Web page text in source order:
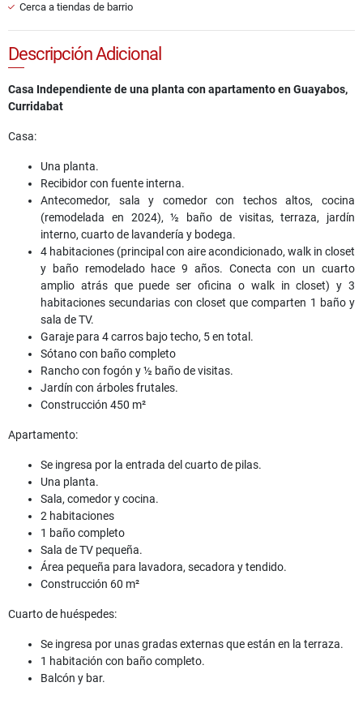
Cerca a tiendas de barrio
Descripción Adicional
Casa Independiente de una planta con apartamento en Guayabos,
Curridabat
Casa:
Una planta.
Recibidor con fuente interna.
Antecomedor, sala y comedor con techos altos, cocina
(remodelada en 2024), ½ baño de visitas, terraza, jardín
interno, cuarto de lavandería y bodega.
4 habitaciones (principal con aire acondicionado, walk in closet
y baño remodelado hace 9 años. Conecta con un cuarto
amplio atrás que puede ser oficina o walk in closet) y 3
habitaciones secundarias con closet que comparten 1 baño y
sala de TV.
Garaje para 4 carros bajo techo, 5 en total.
Sótano con baño completo
Rancho con fogón y ½ baño de visitas.
Jardín con árboles frutales.
Construcción 450 m²
Apartamento:
Se ingresa por la entrada del cuarto de pilas.
Una planta.
Sala, comedor y cocina.
2 habitaciones
1 baño completo
Sala de TV pequeña.
Área pequeña para lavadora, secadora y tendido.
Construcción 60 m²
Cuarto de huéspedes:
Se ingresa por unas gradas externas que están en la terraza.
1 habitación con baño completo.
Balcón y bar.